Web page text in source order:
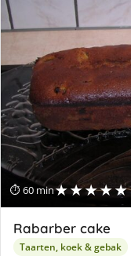
⏱ 60 min★★★★★
Rabarber cake
Taarten, koek & gebak